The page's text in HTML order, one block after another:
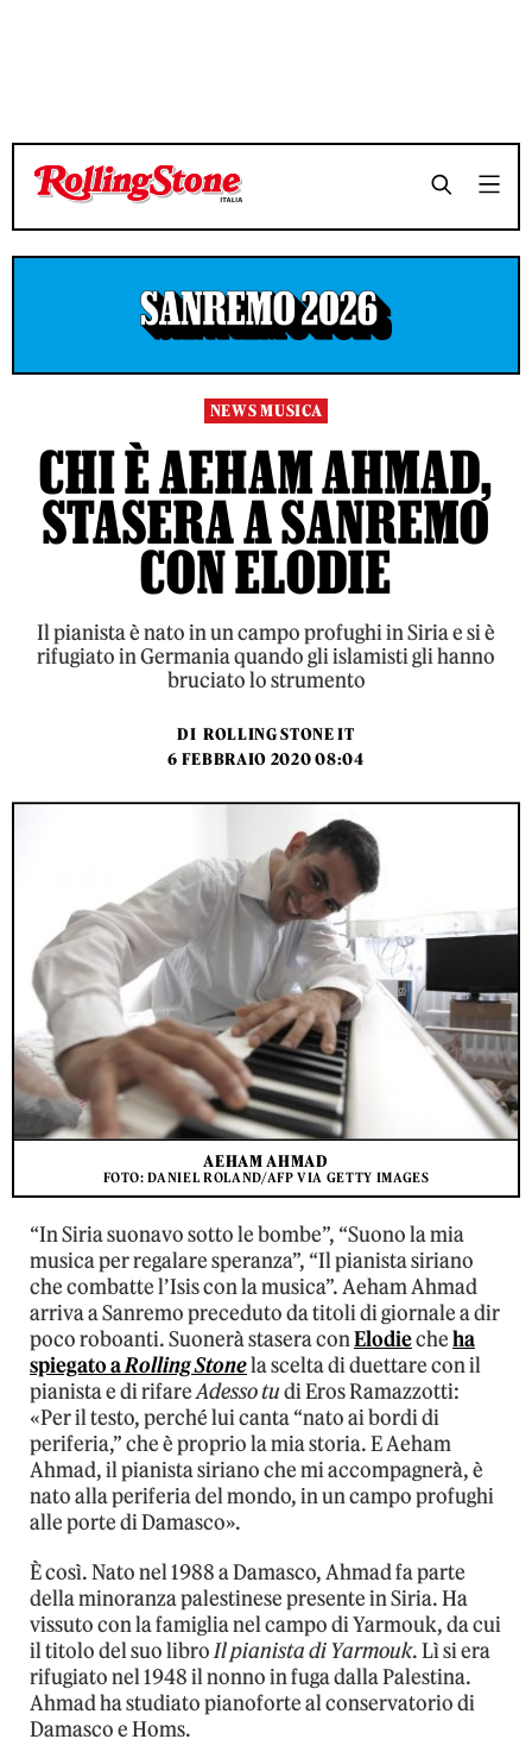
TEMPO DI LETTURA 3 MINUTI SHARE
TEMPO DI LETTURA 3 MINUTI SHARE
NEWS MUSICA
CHI È AEHAM AHMAD,
STASERA A SANREMO
CON ELODIE
Il pianista è nato in un campo profughi in Siria e si è
rifugiato in Germania quando gli islamisti gli hanno
bruciato lo strumento
DI ROLLING STONE IT
6 FEBBRAIO 2020 08:04
AEHAM AHMAD
FOTO: DANIEL ROLAND/AFP VIA GETTY IMAGES
“In Siria suonavo sotto le bombe”, “Suono la mia
musica per regalare speranza”, “Il pianista siriano
che combatte l’Isis con la musica”. Aeham Ahmad
arriva a Sanremo preceduto da titoli di giornale a dir
poco roboanti. Suonerà stasera conElodiecheha
spiegato aRolling Stonela scelta di duettare con il
pianista e di rifareAdesso tudi Eros Ramazzotti:
«Per il testo, perché lui canta “nato ai bordi di
periferia,” che è proprio la mia storia. E Aeham
Ahmad, il pianista siriano che mi accompagnerà, è
nato alla periferia del mondo, in un campo profughi
alle porte di Damasco».
È così. Nato nel 1988 a Damasco, Ahmad fa parte
della minoranza palestinese presente in Siria. Ha
vissuto con la famiglia nel campo di Yarmouk, da cui
il titolo del suo libroIl pianista di Yarmouk. Lì si era
rifugiato nel 1948 il nonno in fuga dalla Palestina.
Ahmad ha studiato pianoforte al conservatorio di
Damasco e Homs.